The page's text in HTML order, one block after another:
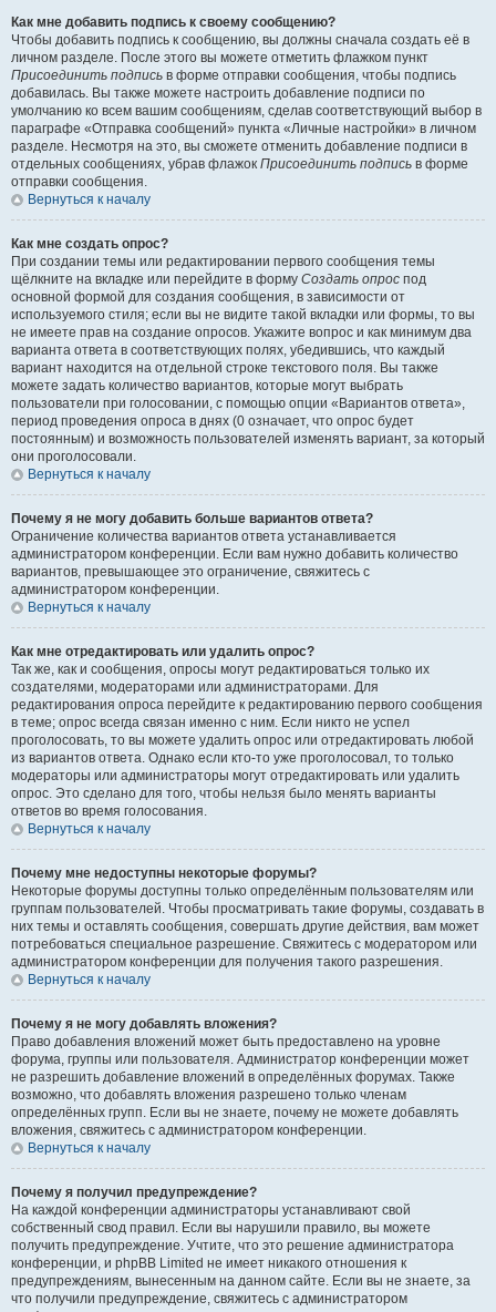
Как мне добавить подпись к своему сообщению?
Чтобы добавить подпись к сообщению, вы должны сначала создать её в
личном разделе. После этого вы можете отметить флажком пункт
Присоединить подпись в форме отправки сообщения, чтобы подпись
добавилась. Вы также можете настроить добавление подписи по
умолчанию ко всем вашим сообщениям, сделав соответствующий выбор в
параграфе «Отправка сообщений» пункта «Личные настройки» в личном
разделе. Несмотря на это, вы сможете отменить добавление подписи в
отдельных сообщениях, убрав флажок Присоединить подпись в форме
отправки сообщения.
Вернуться к началу
Как мне создать опрос?
При создании темы или редактировании первого сообщения темы
щёлкните на вкладке или перейдите в форму Создать опрос под
основной формой для создания сообщения, в зависимости от
используемого стиля; если вы не видите такой вкладки или формы, то вы
не имеете прав на создание опросов. Укажите вопрос и как минимум два
варианта ответа в соответствующих полях, убедившись, что каждый
вариант находится на отдельной строке текстового поля. Вы также
можете задать количество вариантов, которые могут выбрать
пользователи при голосовании, с помощью опции «Вариантов ответа»,
период проведения опроса в днях (0 означает, что опрос будет
постоянным) и возможность пользователей изменять вариант, за который
они проголосовали.
Вернуться к началу
Почему я не могу добавить больше вариантов ответа?
Ограничение количества вариантов ответа устанавливается
администратором конференции. Если вам нужно добавить количество
вариантов, превышающее это ограничение, свяжитесь с
администратором конференции.
Вернуться к началу
Как мне отредактировать или удалить опрос?
Так же, как и сообщения, опросы могут редактироваться только их
создателями, модераторами или администраторами. Для
редактирования опроса перейдите к редактированию первого сообщения
в теме; опрос всегда связан именно с ним. Если никто не успел
проголосовать, то вы можете удалить опрос или отредактировать любой
из вариантов ответа. Однако если кто-то уже проголосовал, то только
модераторы или администраторы могут отредактировать или удалить
опрос. Это сделано для того, чтобы нельзя было менять варианты
ответов во время голосования.
Вернуться к началу
Почему мне недоступны некоторые форумы?
Некоторые форумы доступны только определённым пользователям или
группам пользователей. Чтобы просматривать такие форумы, создавать в
них темы и оставлять сообщения, совершать другие действия, вам может
потребоваться специальное разрешение. Свяжитесь с модератором или
администратором конференции для получения такого разрешения.
Вернуться к началу
Почему я не могу добавлять вложения?
Право добавления вложений может быть предоставлено на уровне
форума, группы или пользователя. Администратор конференции может
не разрешить добавление вложений в определённых форумах. Также
возможно, что добавлять вложения разрешено только членам
определённых групп. Если вы не знаете, почему не можете добавлять
вложения, свяжитесь с администратором конференции.
Вернуться к началу
Почему я получил предупреждение?
На каждой конференции администраторы устанавливают свой
собственный свод правил. Если вы нарушили правило, вы можете
получить предупреждение. Учтите, что это решение администратора
конференции, и phpBB Limited не имеет никакого отношения к
предупреждениям, вынесенным на данном сайте. Если вы не знаете, за
что получили предупреждение, свяжитесь с администратором